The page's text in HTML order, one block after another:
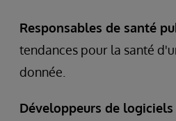
Responsables de santé
tendances pour la santé
donnée.
Développeurs de logiciels